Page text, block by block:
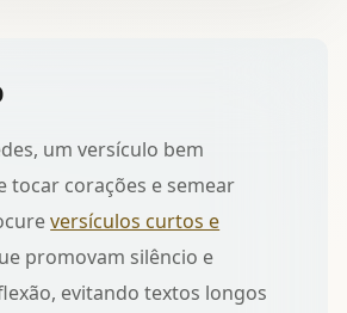
um versículo bem
tocar corações e semear
versículos curtos e
promovam silêncio e
evitando textos longos